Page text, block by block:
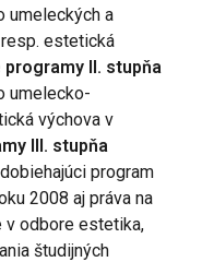
umeleckých a
estetická
II. stupňa
umelecko-
výchova v
III. stupňa
program
2008 aj práva na
v odbore estetika,
študijných